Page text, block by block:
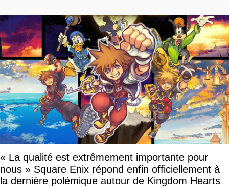
« La qualité est extrêmement importante pour
nous » Square Enix répond enfin officiellement à
la dernière polémique autour de Kingdom Hearts